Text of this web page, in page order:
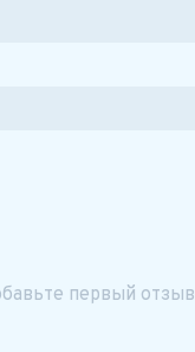
первый отзыв